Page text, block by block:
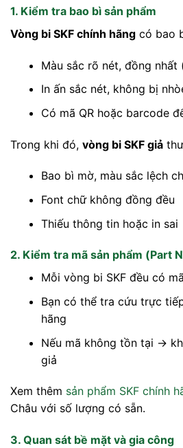
1. Kiểm tra bao bì sản phẩm
Vòng bi SKF chính hãng có bao
Màu sắc rõ nét, đồng nhất
In ấn sắc nét, không bị
Có mã QR hoặc barcode
Trong khi đó, vòng bi SKF giả
Bao bì mờ, màu sắc lệch
Font chữ không đồng đều
Thiếu thông tin hoặc in sai
2. Kiểm tra mã sản phẩm (Part
Mỗi vòng bi SKF đều có
Bạn có thể tra cứu trực
hãng
Nếu mã không tồn tại →
giả
Xem thêm sản phẩm SKF chính
Châu với số lượng có sẵn.
3. Quan sát bề mặt và gia công